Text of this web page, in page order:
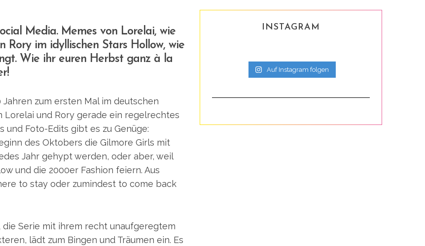
Media. Memes von Lorelai, wie
im idyllischen Stars Hollow, wie
Wie ihr euren Herbst ganz à la
Jahren zum ersten Mal im deutschen
und Rory gerade ein regelrechtes
und Foto-Edits gibt es zu Genüge:
des Oktobers die Gilmore Girls mit
Jahr gehypt werden, oder aber, weil
und die 2000er Fashion feiern. Aus
to stay oder zumindest to come back
die Serie mit ihrem recht unaufgeregtem
lädt zum Bingen und Träumen ein. Es
INSTAGRAM
Auf Instagram folgen